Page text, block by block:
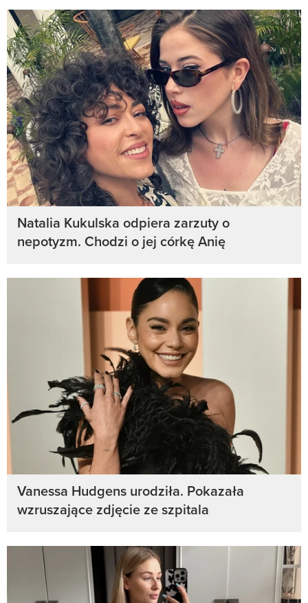
Natalia Kukulska odpiera zarzuty o
nepotyzm. Chodzi o jej córkę Anię
Vanessa Hudgens urodziła. Pokazała
wzruszające zdjęcie ze szpitala